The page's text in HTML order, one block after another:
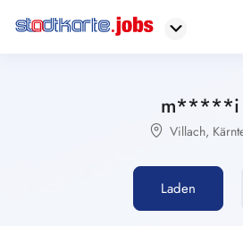
m*****i
Villach,
Laden